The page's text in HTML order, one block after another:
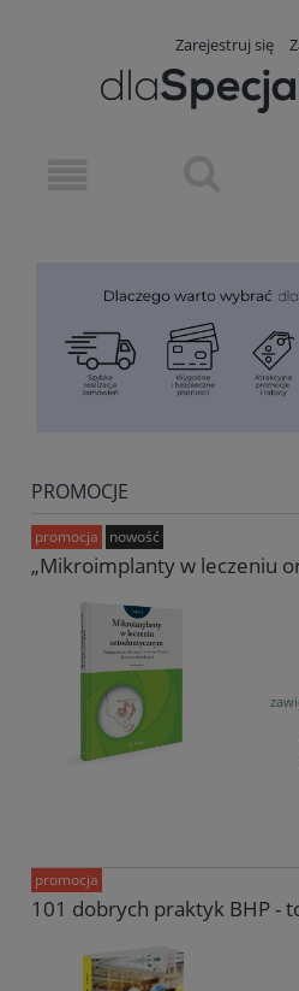
Zarejestruj się
PROMOCJE
„Mikroimplanty w leczeniu
promocja nowość
101 dobrych praktyk BHP -
promocja